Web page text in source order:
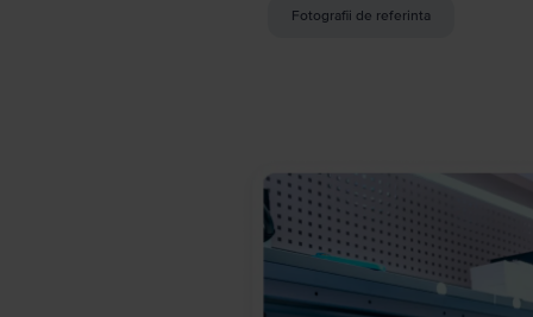
Fotografii de referinta